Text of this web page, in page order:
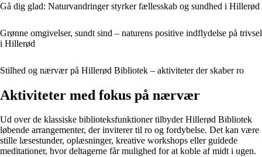
Gå dig glad: Naturvandringer styrker fællesskab og sundhed i Hillerød
Grønne omgivelser, sundt sind – naturens positive indflydelse på trivsel
i Hillerød
Stilhed og nærvær på Hillerød Bibliotek – aktiviteter der skaber ro
Aktiviteter med fokus på nærvær
Ud over de klassiske biblioteksfunktioner tilbyder Hillerød Bibliotek
løbende arrangementer, der inviterer til ro og fordybelse. Det kan være
stille læsestunder, oplæsninger, kreative workshops eller guidede
meditationer, hvor deltagerne får mulighed for at koble af midt i ugen.